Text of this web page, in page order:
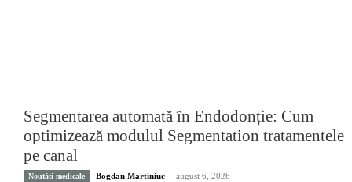
Segmentarea automată în Endodonție: Cum
optimizează modulul Segmentation tratamentele
pe canal
Noutăți medicale Bogdan Martiniuc - august 6, 2026